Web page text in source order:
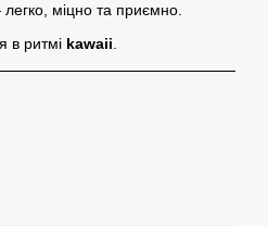
легко, міцно та приємно.
в ритмі kawaii